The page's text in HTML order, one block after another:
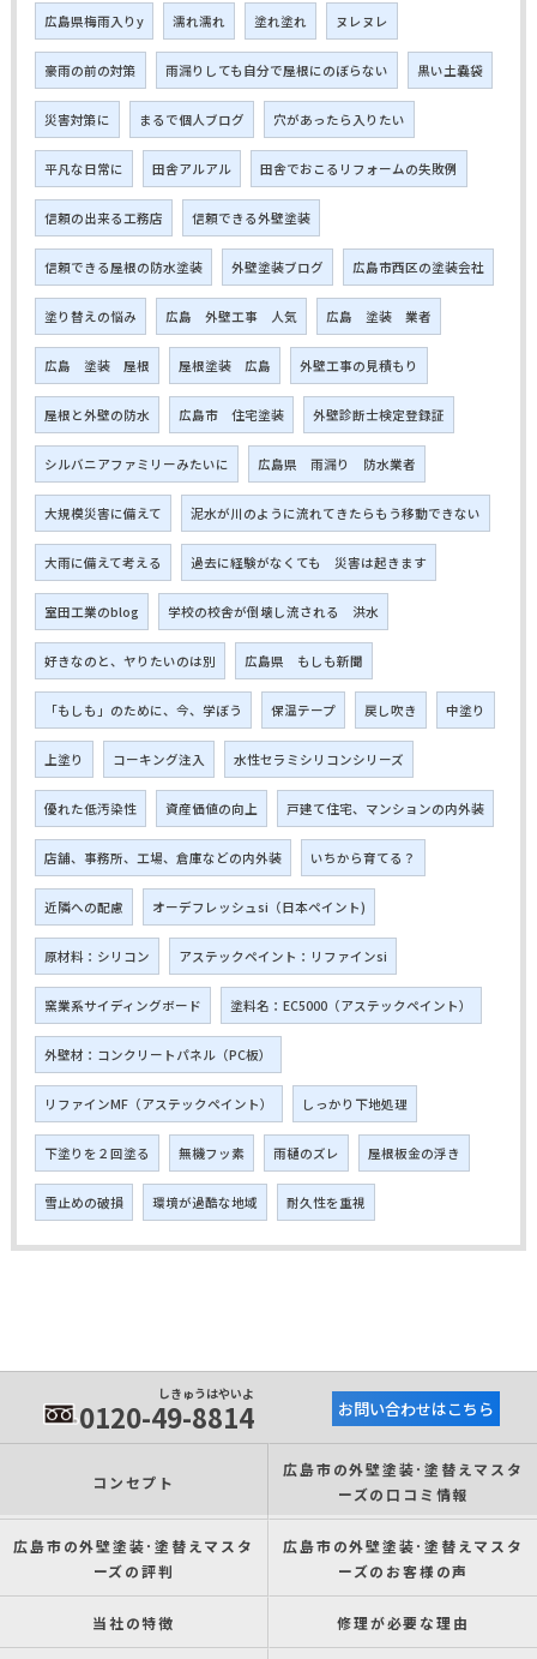
広島県梅雨入りy 濡れ濡れ 塗れ塗れ ヌレヌレ
豪雨の前の対策 雨漏りしても自分で屋根にのぼらない 黒い土嚢袋
災害対策に まるで個人ブログ 穴があったら入りたい
平凡な日常に 田舎アルアル 田舎でおこるリフォームの失敗例
信頼の出来る工務店 信頼できる外壁塗装
信頼できる屋根の防水塗装 外壁塗装ブログ 広島市西区の塗装会社
塗り替えの悩み 広島 外壁工事 人気 広島 塗装 業者
広島 塗装 屋根 屋根塗装 広島 外壁工事の見積もり
屋根と外壁の防水 広島市 住宅塗装 外壁診断士検定登録証
シルバニアファミリーみたいに 広島県 雨漏り 防水業者
大規模災害に備えて 泥水が川のように流れてきたらもう移動できない
大雨に備えて考える 過去に経験がなくても 災害は起きます
室田工業のblog 学校の校舎が倒壊し流される 洪水
好きなのと、ヤりたいのは別 広島県 もしも新聞
「もしも」のために、今、学ぼう 保温テープ 戻し吹き 中塗り
上塗り コーキング注入 水性セラミシリコンシリーズ
優れた低汚染性 資産価値の向上 戸建て住宅、マンションの内外装
店舗、事務所、工場、倉庫などの内外装 いちから育てる？
近隣への配慮 オーデフレッシュsi（日本ペイント)
原材料：シリコン アステックペイント：リファインsi
窯業系サイディングボード 塗料名：EC5000（アステックペイント）
外壁材：コンクリートパネル（PC板）
リファインMF（アステックペイント） しっかり下地処理
下塗りを２回塗る 無機フッ素 雨樋のズレ 屋根板金の浮き
雪止めの破損 環境が過酷な地域 耐久性を重視
しきゅうはやいよ
0120-49-8814 お問い合わせはこちら
コンセプト
広島市の外壁塗装･塗替えマスタ
ーズの口コミ情報
広島市の外壁塗装･塗替えマスタ
ーズの評判
広島市の外壁塗装･塗替えマスタ
ーズのお客様の声
当社の特徴 修理が必要な理由